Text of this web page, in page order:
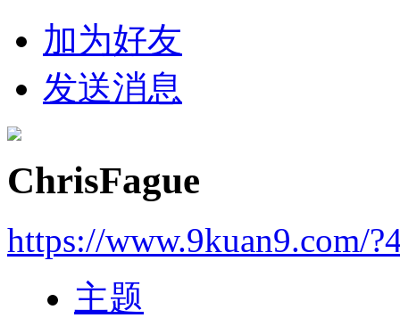
加为好友
发送消息
ChrisFague
https://www.9kuan9.com/
主题